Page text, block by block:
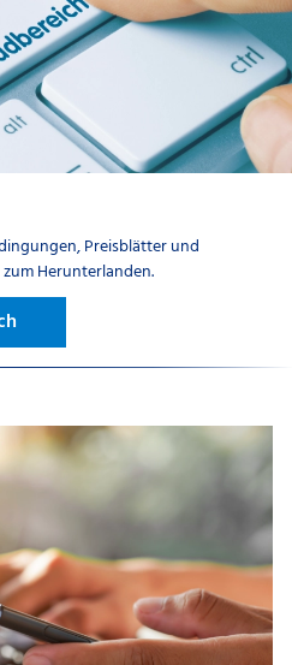
Preisblätter und
Herunterlanden.